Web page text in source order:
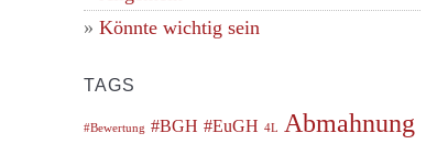
Könnte wichtig sein
TAGS
#Bewertung #BGH #EuGH 4L Abmahnung